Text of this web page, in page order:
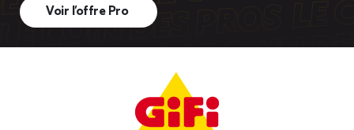
Voir l’offre Pro